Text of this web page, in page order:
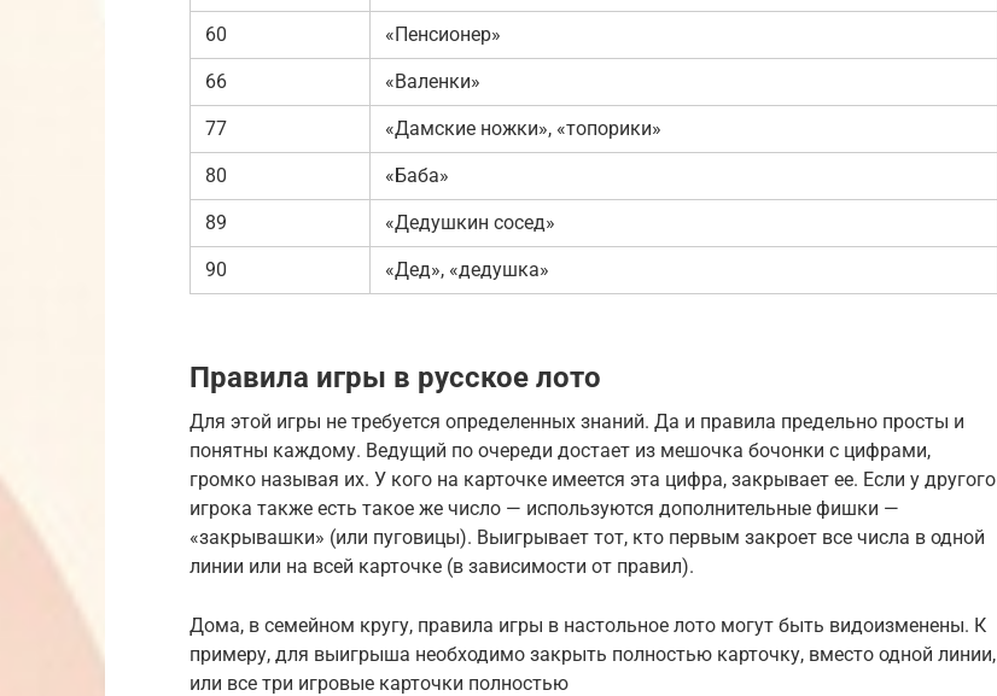
60 «Пенсионер»
66 «Валенки»
77 «Дамские ножки», «топорики»
80 «Баба»
89 «Дедушкин сосед»
90 «Дед», «дедушка»
Правила игры в русское лото
Для этой игры не требуется определенных знаний. Да и правила предельно просты и
понятны каждому. Ведущий по очереди достает из мешочка бочонки с цифрами,
громко называя их. У кого на карточке имеется эта цифра, закрывает ее. Если у другого
игрока также есть такое же число — используются дополнительные фишки —
«закрывашки» (или пуговицы). Выигрывает тот, кто первым закроет все числа в одной
линии или на всей карточке (в зависимости от правил).
Дома, в семейном кругу, правила игры в настольное лото могут быть видоизменены. К
примеру, для выигрыша необходимо закрыть полностью карточку, вместо одной линии,
или все три игровые карточки полностью